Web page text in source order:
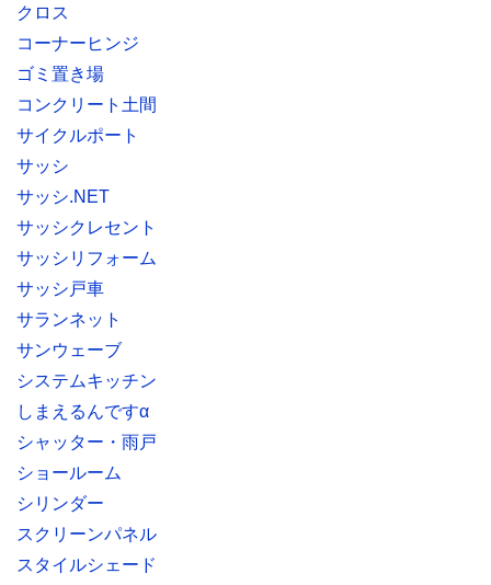
クロス
コーナーヒンジ
ゴミ置き場
コンクリート土間
サイクルポート
サッシ
サッシ.NET
サッシクレセント
サッシリフォーム
サッシ戸車
サランネット
サンウェーブ
システムキッチン
しまえるんですα
シャッター・雨戸
ショールーム
シリンダー
スクリーンパネル
スタイルシェード